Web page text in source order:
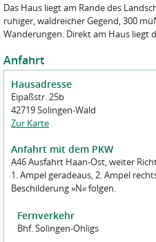
Das Haus liegt am Rande des
ruhiger, waldreicher Gegend, 300
Wanderungen. Direkt am Haus liegt
Anfahrt
Hausadresse
Eipaßstr. 25b
42719 Solingen-Wald
Zur Karte
Anfahrt mit dem PKW
A46 Ausfahrt Haan-Ost, weiter
1. Ampel geradeaus, 2. Ampel
Beschilderung »N« folgen.
Fernverkehr
Bhf. Solingen-Ohligs